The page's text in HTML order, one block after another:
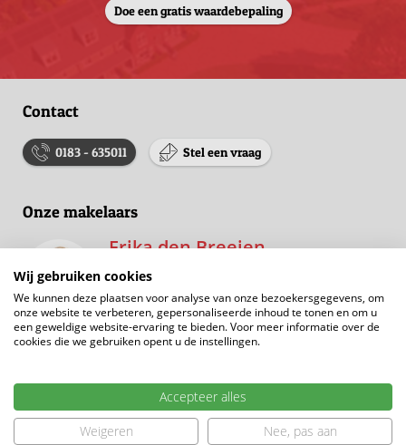
Doe een gratis waardebepaling
Contact
0183 - 635011 Stel een vraag
Onze makelaars
Erika den Breejen
Makelaar
Gecertificeerd Vastgoedstyliste
Enthousiast, gedreven en krachtig. De
combinatie ‘huizen & mensen’ is precies goed
verveelt nooit! Je krijgt mijn lessen uit 40 jaar
praktijkervaring erbij, zodat jij het allerbeste
verkoopresultaat bereikt. Dat is mijn missie en
Wij gebruiken cookies
We kunnen deze plaatsen voor analyse van onze bezoekersgegevens, om
onze website te verbeteren, gepersonaliseerde inhoud te tonen en om u
een geweldige website-ervaring te bieden. Voor meer informatie over de
cookies die we gebruiken opent u de instellingen.
Accepteer alles
Weigeren
Nee, pas aan